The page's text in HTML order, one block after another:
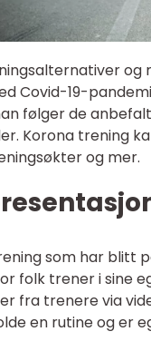
og
Covid-19-
følger de
Korona trening
og mer.
som har blitt
folk trener i sine
fra trenere via
en rutine og er